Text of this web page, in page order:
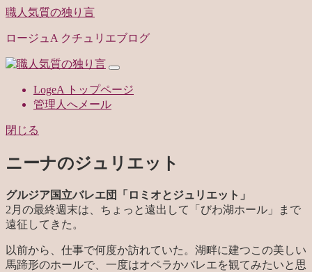
職人気質の独り言
ロージュA クチュリエブログ
LogeA トップページ
管理人へメール
閉じる
ニーナのジュリエット
グルジア国立バレエ団「ロミオとジュリエット」
2月の最終週末は、ちょっと遠出して「びわ湖ホール」まで
遠征してきた。
以前から、仕事で何度か訪れていた。湖畔に建つこの美しい
馬蹄形のホールで、一度はオペラかバレエを観てみたいと思